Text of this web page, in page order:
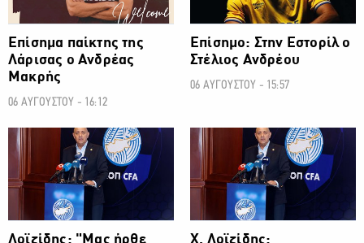
Επίσημα παίκτης της
Λάρισας ο Ανδρέας
Μακρής
06 ΑΥΓΟΥΣΤΟΥ - 16:12
Επίσημο: Στην Εστορίλ ο
Στέλιος Ανδρέου
06 ΑΥΓΟΥΣΤΟΥ - 15:57
ΠΟΔΟΣΦΑΙΡΟ
Λοϊζίδης: "Μας ήρθε
ΠΟΔΟΣΦΑΙΡΟ
Χ. Λοϊζίδης: